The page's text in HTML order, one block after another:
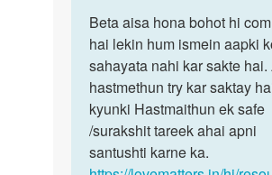
to
Humko
sex
kerna
chah
te
he…
by
Beta
aisa
hona
bohot
hi…
Beta aisa hona bohot hi
hai lekin hum ismein aapki
sahayata nahi kar sakte hai.
hastmethun try kar saktay
kyunki Hastmaithun ek safe
/surakshit tareek ahai apni
santushti karne ka.